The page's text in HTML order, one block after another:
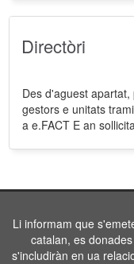
Directòri
Des d'aguest
gestors e unitats
a e.FACT E an
Li informam que
catalan, es
s'includiràn en ua